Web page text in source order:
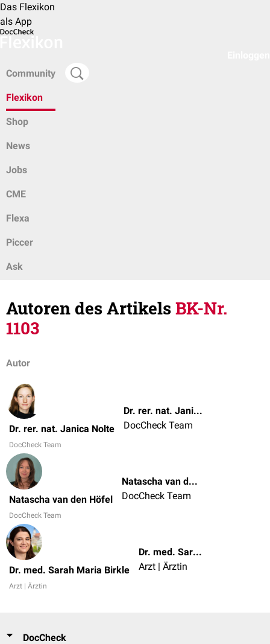
Das Flexikon
als App
Community
Flexikon
Shop
News
Jobs
CME
Flexa
Piccer
Ask
Autoren des ArtikelsBK-Nr.
1103
Autor
Dr. rer. nat. Janica Nolte
DocCheck Team
Dr. rer. nat. Janica Nolte
DocCheck Team
Natascha van den Höfel
DocCheck Team
Natascha van den Höfel
DocCheck Team
Dr. med. Sarah Maria Birkle
Arzt | Ärztin
Dr. med. Sarah Maria Birkle
Arzt | Ärztin
DocCheck